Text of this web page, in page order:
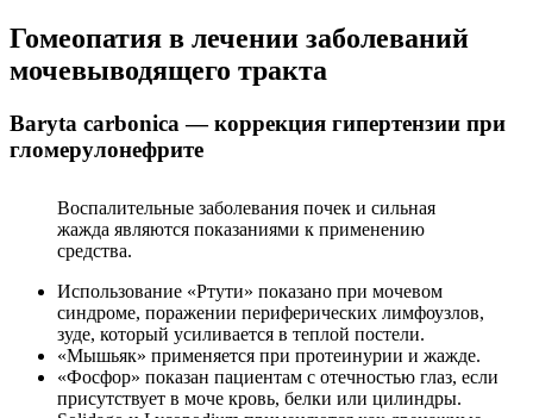
Гомеопатия в лечении заболеваний
мочевыводящего тракта
Baryta carbonica — коррекция гипертензии при
гломерулонефрите
Воспалительные заболевания почек и сильная
жажда являются показаниями к применению
средства.
Использование «Ртути» показано при мочевом
синдроме, поражении периферических лимфоузлов,
зуде, который усиливается в теплой постели.
«Мышьяк» применяется при протеинурии и жажде.
«Фосфор» показан пациентам с отечностью глаз, если
присутствует в моче кровь, белки или цилиндры.